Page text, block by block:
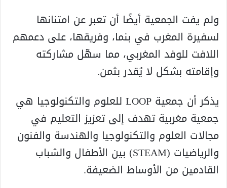
ولم يفت الجمعية أيضًا أن تعبر عن امتنانها
لسفيرة المغرب في بنما، وفريقها، على دعمهم
اللافت للوفد المغربي، مما سهّل مشاركته
وإقامته بشكل لا يُقدر بثمن.
يذكر أن جمعية LOOP للعلوم والتكنولوجيا هي
جمعية مغربية تهدف إلى تعزيز التعليم في
مجالات العلوم والتكنولوجيا والهندسة والفنون
والرياضيات (STEAM) بين الأطفال والشباب
القادمين من الأوساط الضعيفة.